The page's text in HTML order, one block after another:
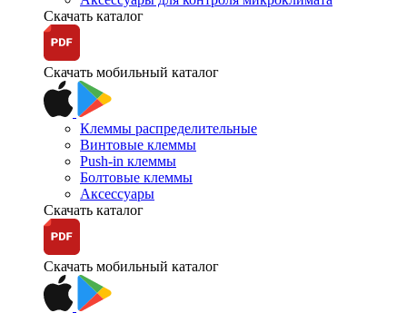
Скачать каталог
Скачать мобильный каталог
Клеммы распределительные
Винтовые клеммы
Push-in клеммы
Болтовые клеммы
Аксессуары
Скачать каталог
Скачать мобильный каталог